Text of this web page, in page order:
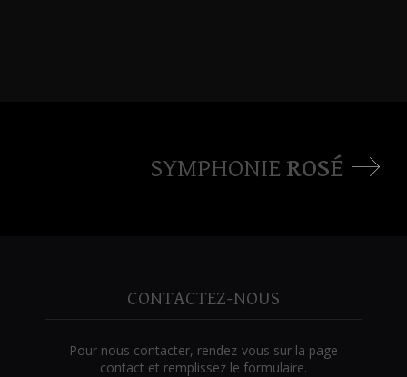
SYMPHONIE ROSÉ
CONTACTEZ-NOUS
Pour nous contacter, rendez-vous sur la page
contact et remplissez le formulaire.